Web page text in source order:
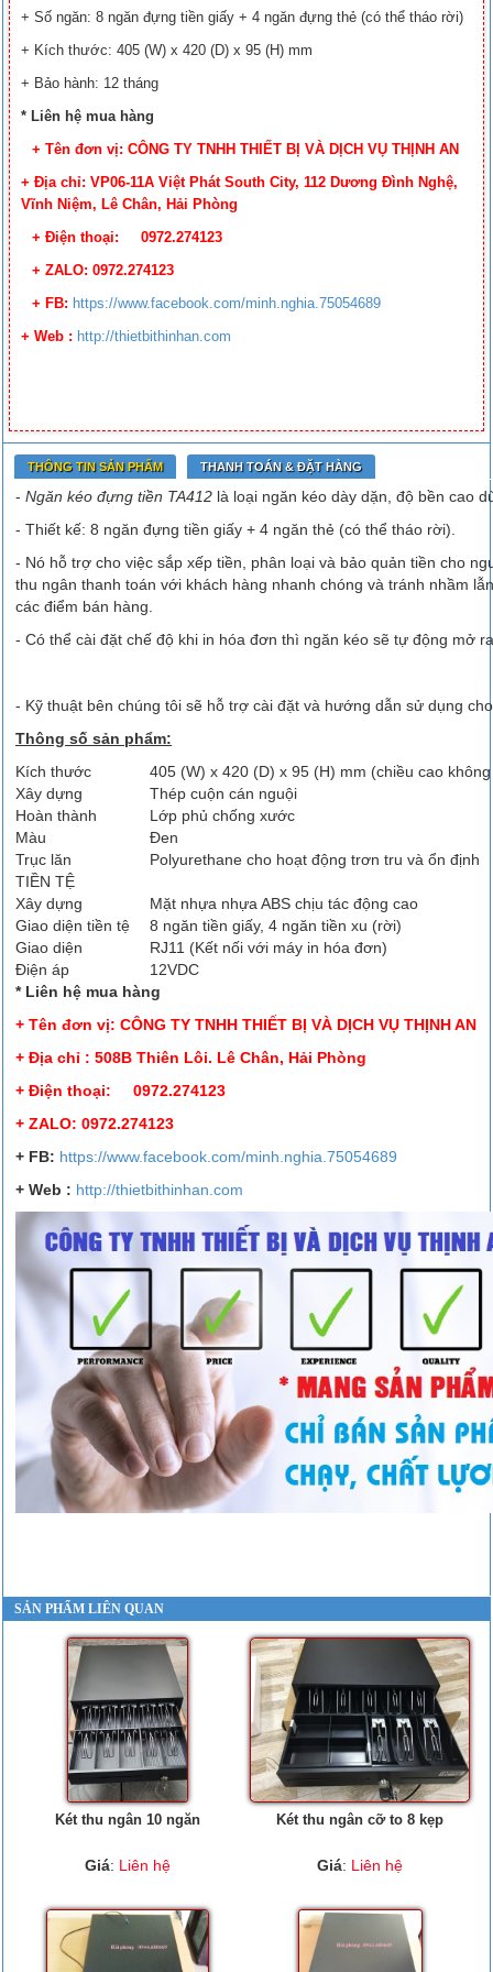
+ Số ngăn: 8 ngăn đựng tiền giấy + 4 ngăn đựng thẻ (có thể tháo rời)
+ Kích thước: 405 (W) x 420 (D) x 95 (H) mm
+ Bảo hành: 12 tháng
* Liên hệ mua hàng
+ Tên đơn vị: CÔNG TY TNHH THIẾT BỊ VÀ DỊCH VỤ THỊNH AN
+ Địa chỉ: VP06-11A Việt Phát South City, 112 Dương Đình Nghệ,
Vĩnh Niệm, Lê Chân, Hải Phòng
+ Điện thoại: 0972.274123
+ ZALO: 0972.274123
+ FB: https://www.facebook.com/minh.nghia.75054689
+ Web : http://thietbithinhan.com
THÔNG TIN SẢN PHẨM THANH TOÁN & ĐẶT HÀNG
- Ngăn kéo đựng tiền TA412 là loại ngăn kéo dày dặn, độ bền cao
- Thiết kế: 8 ngăn đựng tiền giấy + 4 ngăn thẻ (có thể tháo rời).
- Nó hỗ trợ cho việc sắp xếp tiền, phân loại và bảo quản tiền cho
thu ngân thanh toán với khách hàng nhanh chóng và tránh nhầm
các điểm bán hàng.
- Có thể cài đặt chế độ khi in hóa đơn thì ngăn kéo sẽ tự động mở
- Kỹ thuật bên chúng tôi sẽ hỗ trợ cài đặt và hướng dẫn sử dụng
Thông số sản phẩm:
Kích thước
405 (W) x 420 (D) x 95 (H) mm (chiều cao
Xây dựng
Thép cuộn cán nguội
Hoàn thành
Lớp phủ chống xước
Màu
Đen
Trục lăn
Polyurethane cho hoạt động trơn tru và ổn định
TIỀN TỆ
Xây dựng
Mặt nhựa nhựa ABS chịu tác động cao
Giao diện tiền tệ
8 ngăn tiền giấy, 4 ngăn tiền xu (rời)
Giao diện
RJ11 (Kết nối với máy in hóa đơn)
Điện áp
12VDC
* Liên hệ mua hàng
+ Tên đơn vị: CÔNG TY TNHH THIẾT BỊ VÀ DỊCH VỤ THỊNH AN
+ Địa chỉ : 508B Thiên Lôi. Lê Chân, Hải Phòng
+ Điện thoại: 0972.274123
+ ZALO: 0972.274123
+ FB: https://www.facebook. com/minh.nghia.75054689
+ Web : http://thietbithinhan.com
SẢN PHẨM LIÊN QUAN
Két thu ngân 10 ngăn
Giá: Liên hệ
Két thu ngân cỡ to 8 kẹp
Giá: Liên hệ